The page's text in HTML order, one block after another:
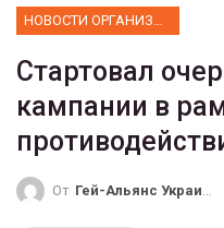
НОВОСТИ ОРГАНИЗАЦИИ
Стартовал
кампании в
От Гей-Альянс Украина